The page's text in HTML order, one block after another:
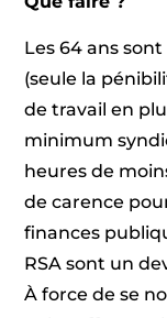
Les 64 ans
(seule la
de travail en
minimum
heures de
de carence
finances
RSA sont un
À force de se